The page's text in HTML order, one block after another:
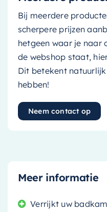
Bij meerdere
scherpere prijzen
hetgeen waar je naar
de webshop staat,
Dit betekent
hebben!
Neem contact op
Meer informatie
Verrijkt uw